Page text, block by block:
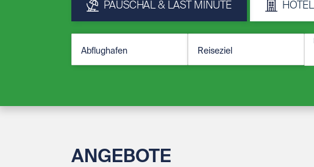
PAUSCHAL & LAST MINUTE HOTEL
ANGEBOTE